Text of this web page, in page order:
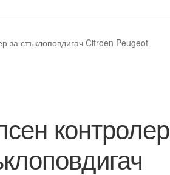
за стъклоповдигач Citroen Peugeot
контролер